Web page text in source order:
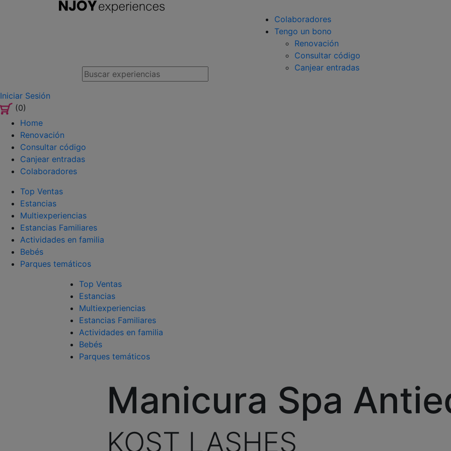
Colaboradores
Tengo un bono
Renovación
Consultar código
Canjear entradas
Iniciar Sesión
(0)
Home
Renovación
Consultar código
Canjear entradas
Colaboradores
Top Ventas
Estancias
Multiexperiencias
Estancias Familiares
Actividades en familia
Bebés
Parques temáticos
Top Ventas
Estancias
Multiexperiencias
Estancias Familiares
Actividades en familia
Bebés
Parques temáticos
Manicura Spa
KOST LASHES